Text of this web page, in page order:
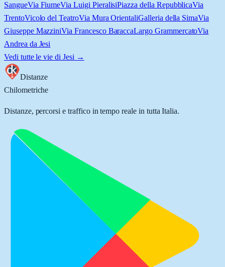
SangueVia FiumeVia Luigi PieralisiPiazza della RepubblicaVia
TrentoVicolo del TeatroVia Mura OrientaliGalleria della SimaVia
Giuseppe MazziniVia Francesco BaraccaLargo GrammercatoVia
Andrea da Jesi
Vedi tutte le vie di Jesi →
Distanze
Chilometriche
Distanze, percorsi e traffico in tempo reale in tutta Italia.